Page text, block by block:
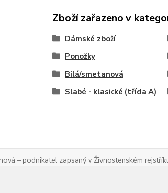
Zboží zařazeno v
Dámské zboží
Ponožky
Bílá/smetanová
Slabé - klasické (třída A)
– podnikatel zapsaný v Živnostenském